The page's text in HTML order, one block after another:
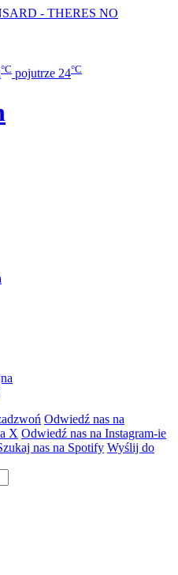
- THERES NO
°C pojutrze 24°C
Odwiedź nas na
X Odwiedź nas na Instagram-ie
nas na Spotify Wyślij do